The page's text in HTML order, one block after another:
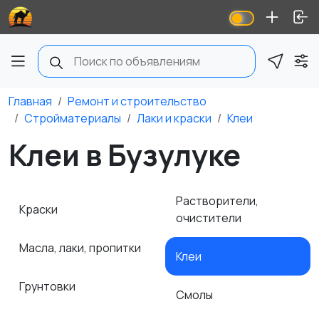
Главная
Ремонт и строительство
Стройматериалы
Лаки и краски Клеи
Клеи в Бузулуке
Краски
Масла, лаки, пропитки
Грунтовки
Растворители,
очистители
Клеи
Смолы